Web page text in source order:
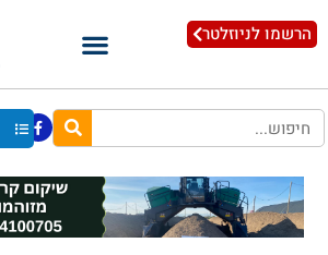
הרשמו לניוזלטר